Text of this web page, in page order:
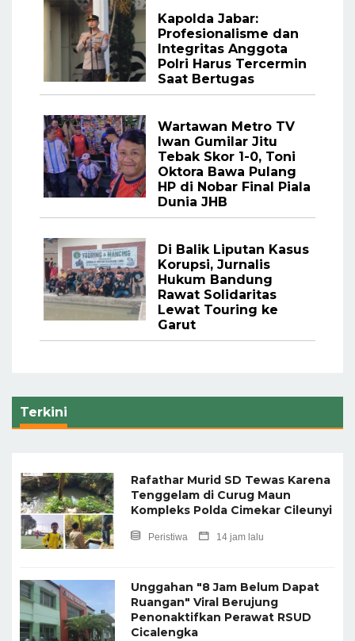
Kapolda Jabar:
Profesionalisme dan
Integritas Anggota
Polri Harus Tercermin
Saat Bertugas
Wartawan Metro TV
Iwan Gumilar Jitu
Tebak Skor 1-0, Toni
Oktora Bawa Pulang
HP di Nobar Final Piala
Dunia JHB
Di Balik Liputan Kasus
Korupsi, Jurnalis
Hukum Bandung
Rawat Solidaritas
Lewat Touring ke
Garut
Terkini
Rafathar Murid SD Tewas Karena
Tenggelam di Curug Maun
Kompleks Polda Cimekar Cileunyi
Peristiwa 14 jam lalu
Unggahan "8 Jam Belum Dapat
Ruangan" Viral Berujung
Penonaktifkan Perawat RSUD
Cicalengka